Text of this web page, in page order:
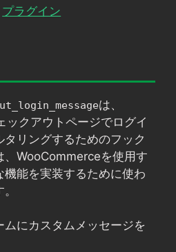
プラグイン
は、
クアウトページでログイ
リングするためのフック
、WooCommerceを使用す
機能を実装するために使わ
ムにカスタムメッセージを